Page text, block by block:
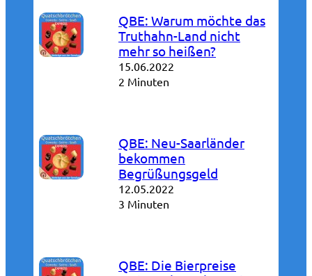
QBE: Warum möchte das
Truthahn-Land nicht
mehr so heißen?
15.06.2022
2 Minuten
QBE: Neu-Saarländer
bekommen
Begrüßungsgeld
12.05.2022
3 Minuten
QBE: Die Bierpreise